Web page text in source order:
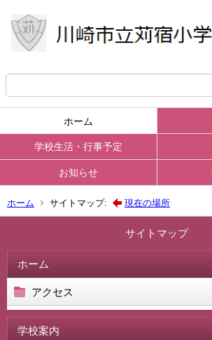
ホーム
学校生活・行事予定
お知らせ
ホーム サイトマップ: 現在の場所
サイトマップ
ホーム
アクセス
学校案内